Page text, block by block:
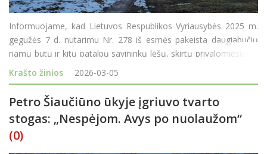
Informuojame, kad Lietuvos Respublikos Vyriausybės 2025 m.
gegužės 7 d. nutarimu Nr. 278 iš esmės pakeista daugiabučių
namų butų ir kitų patalpų savininkų lėšų, skirtų privalomiesiems
pastatų priežiūros ir naudojimo reikalavimams užtikrinti,
kaupimo, dydžio apskaičiavimo ir sukauptų lė
Krašto žinios 2026-03-05
Petro Šiaučiūno ūkyje įgriuvo tvarto
stogas: „Nespėjom. Avys po nuolaužom“
(0)